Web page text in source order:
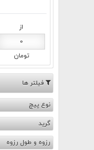
از
0
تومان
فیلتر ها
نوع پیچ
گرید
رزوه و طول رزوه